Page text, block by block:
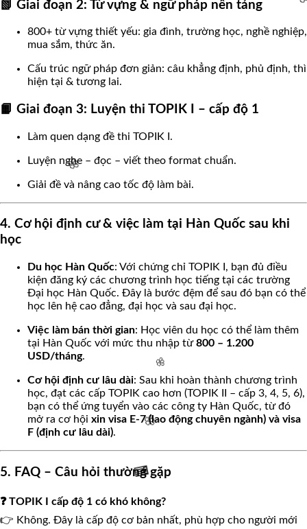
🌸
📗 Giai đoạn 2: Từ vựng & ngữ pháp nền tảng
800+ từ vựng thiết yếu: gia đình, trường học, nghề nghiệp,
mua sắm, thức ăn.
Cấu trúc ngữ pháp đơn giản: câu khẳng định, phủ định, thì
hiện tại & tương lai.
📙 Giai đoạn 3: Luyện thi TOPIK I – cấp độ 1
Làm quen dạng đề thi TOPIK I.
Luyện nghe – đọc – viết theo format chuẩn.
Giải đề và nâng cao tốc độ làm bài.
4. Cơ hội định cư & việc làm tại Hàn Quốc sau khi
học
Du học Hàn Quốc: Với chứng chỉ TOPIK I, bạn đủ điều
kiện đăng ký các chương trình học tiếng tại các trường
Đại học Hàn Quốc. Đây là bước đệm để sau đó bạn có thể
học lên hệ cao đẳng, đại học và sau đại học.
Việc làm bán thời gian: Học viên du học có thể làm thêm
tại Hàn Quốc với mức thu nhập từ800 – 1.200
USD/tháng.
Cơ hội định cư lâu dài: Sau khi hoàn thành chương trình
học, đạt các cấp TOPIK cao hơn (TOPIK II – cấp 3, 4, 5, 6),
bạn có thể ứng tuyển vào các công ty Hàn Quốc, từ đó
mở ra cơ hội xin visa E-7 (lao động chuyên ngành) và visa
F (định cư lâu dài).
5. FAQ – Câu hỏi thường gặp
❓ TOPIK I cấp độ 1 có khó không?
👉 Không. Đây là cấp độ cơ bản nhất, phù hợp cho người mới